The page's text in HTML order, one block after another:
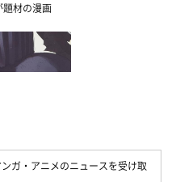
題材の漫画
ガ・アニメのニュースを受け取